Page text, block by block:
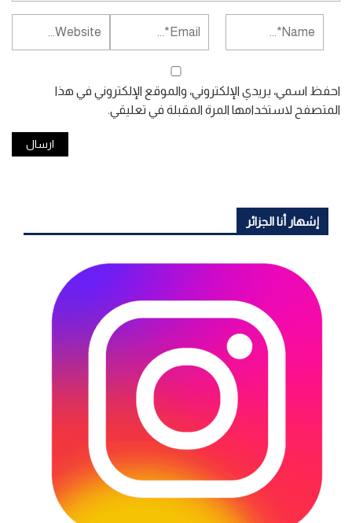
احفظ اسمي، بريدي الإلكتروني، والموقع الإلكتروني في هذا
المتصفح لاستخدامها المرة المقبلة في تعليقي.
إشهار أنا الجزائر